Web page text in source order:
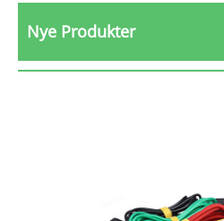
Nye Produkter